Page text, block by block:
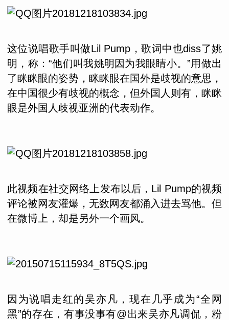
这位说唱歌手叫做Lil Pump，歌词中也diss了姚
明，称：“他们叫我姚明因为我眼睛小。”用做出
了眯眯眼的姿势，眯眯眼在国外是歧视的意思，
在中国很少有歧视的概念，但外国人则有，眯眯
眼是外国人歧视亚洲的代表动作。
此视频在社交网络上发布以后，Lil Pump的视频
评论被网友灌爆，无数网友都涌入进去骂他。但
在微博上，却是另外一个画风。
因为说唱走红的吴亦凡，现在几乎成为“全网
黑”的存在，有事没事有@出来吴亦凡调侃，粉